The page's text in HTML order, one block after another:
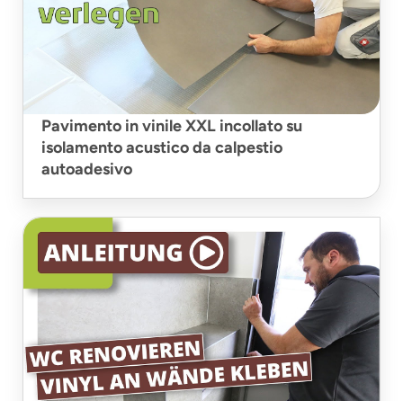
Pavimento in vinile XXL incollato su
isolamento acustico da calpestio
autoadesivo